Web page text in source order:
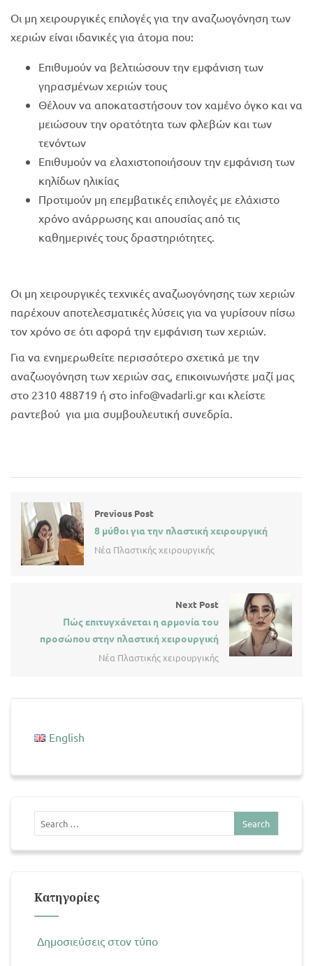
Οι μη χειρουργικές επιλογές για την αναζωογόνηση των
χεριών είναι ιδανικές για άτομα που:
Επιθυμούν να βελτιώσουν την εμφάνιση των
γηρασμένων χεριών τους
Θέλουν να αποκαταστήσουν τον χαμένο όγκο και να
μειώσουν την ορατότητα των φλεβών και των
τενόντων
Επιθυμούν να ελαχιστοποιήσουν την εμφάνιση των
κηλίδων ηλικίας
Προτιμούν μη επεμβατικές επιλογές με ελάχιστο
χρόνο ανάρρωσης και απουσίας από τις
καθημερινές τους δραστηριότητες.
Οι μη χειρουργικές τεχνικές αναζωογόνησης των χεριών
παρέχουν αποτελεσματικές λύσεις για να γυρίσουν πίσω
τον χρόνο σε ότι αφορά την εμφάνιση των χεριών.
Για να ενημερωθείτε περισσότερο σχετικά με την
αναζωογόνηση των χεριών σας, επικοινωνήστε μαζί μας
στο 2310 488719 ή στο info@vadarli.gr και κλείστε
ραντεβού για μια συμβουλευτική συνεδρία.
Previous Post
8 μύθοι για την πλαστική χειρουργική
Νέα Πλαστικής χειρουργικής
Next Post
Πώς επιτυγχάνεται η αρμονία του
προσώπου στην πλαστική χειρουργική
Νέα Πλαστικής χειρουργικής
English
Kατηγορίες
Δημοσιεύσεις στον τύπο